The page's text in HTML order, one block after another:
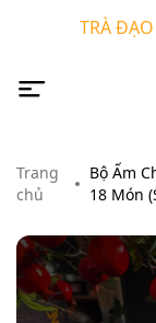
TRÀ
Trang
chủ
Bộ Ấm
18 Món